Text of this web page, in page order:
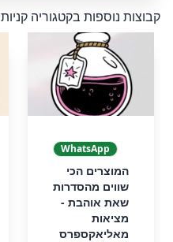
קבוצות נוספות בקטגוריה קניות
WhatsApp
המוצרים הכי
שווים מהסדרות
שאת אוהבת -
מציאות
מאליאקספרס